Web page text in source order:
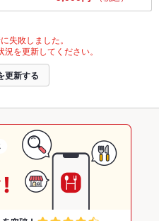
失敗しました。
を更新してください。
更新する